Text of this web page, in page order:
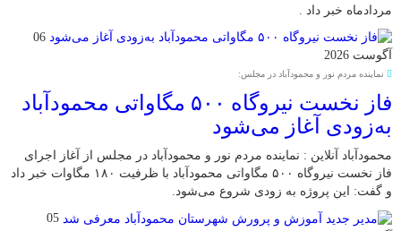
مردادماه خبر داد .
06
آگوست 2026
نماینده مردم نور و محمودآباد در مجلس:
فاز نخست نیروگاه ۵۰۰ مگاواتی محمودآباد
به‌زودی آغاز می‌شود
محمودآباد آنلاین : نماینده مردم نور و محمودآباد در مجلس از آغاز اجرای
فاز نخست نیروگاه ۵۰۰ مگاواتی محمودآباد با ظرفیت ۱۸۰ مگاوات خبر داد
و گفت: این پروژه به زودی شروع می‌شود.
05